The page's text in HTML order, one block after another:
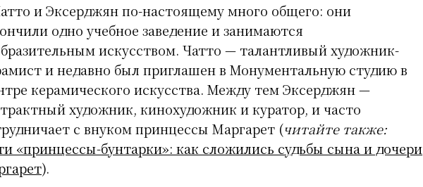
и Эксерджян по-настоящему много общего: они
одно учебное заведение и занимаются
искусством. Чатто — талантливый художник-
и недавно был приглашен в Монументальную студию в
керамического искусства. Между тем Эксерджян —
художник, кинохудожник и куратор, и часто
с внуком принцессы Маргарет (читайте также:
«принцессы-бунтарки»: как сложились судьбы сына и дочери
).